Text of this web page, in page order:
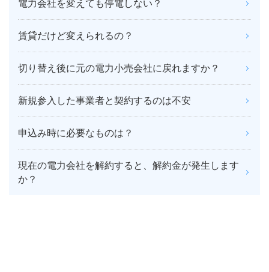
電力会社を変えても停電しない？
賃貸だけど変えられるの？
切り替え後に元の電力小売会社に戻れますか？
新規参入した事業者と契約するのは不安
申込み時に必要なものは？
現在の電力会社を解約すると、解約金が発生します
か？